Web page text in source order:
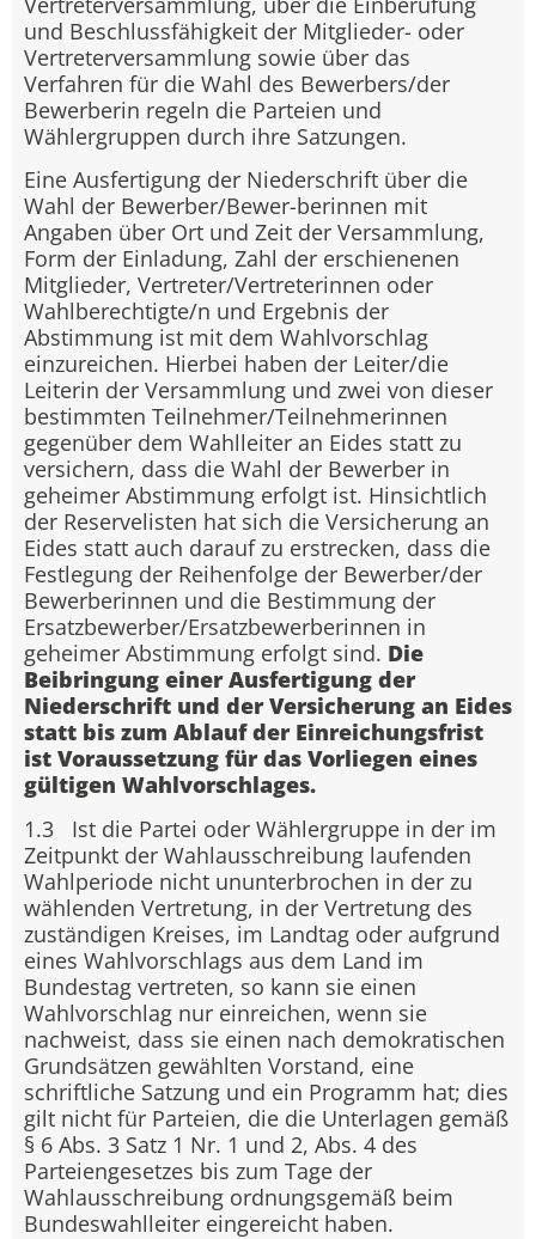
und Beschlussfähigkeit der Mitglieder- oder
Vertreterversammlung sowie über das
Verfahren für die Wahl des Bewerbers/der
Bewerberin regeln die Parteien und
Wählergruppen durch ihre Satzungen.
Eine Ausfertigung der Niederschrift über die
Wahl der Bewerber/Bewer-berinnen mit
Angaben über Ort und Zeit der Versammlung,
Form der Einladung, Zahl der erschienenen
Mitglieder, Vertreter/Vertreterinnen oder
Wahlberechtigte/n und Ergebnis der
Abstimmung ist mit dem Wahlvorschlag
einzureichen. Hierbei haben der Leiter/die
Leiterin der Versammlung und zwei von dieser
bestimmten Teilnehmer/Teilnehmerinnen
gegenüber dem Wahlleiter an Eides statt zu
versichern, dass die Wahl der Bewerber in
geheimer Abstimmung erfolgt ist. Hinsichtlich
der Reservelisten hat sich die Versicherung an
Eides statt auch darauf zu erstrecken, dass die
Festlegung der Reihenfolge der Bewerber/der
Bewerberinnen und die Bestimmung der
Ersatzbewerber/Ersatzbewerberinnen in
geheimer Abstimmung erfolgt sind. Die
Beibringung einer Ausfertigung der
Niederschrift und der Versicherung an Eides
statt bis zum Ablauf der Einreichungsfrist
ist Voraussetzung für das Vorliegen eines
gültigen Wahlvorschlages.
1.3 Ist die Partei oder Wählergruppe in der im
Zeitpunkt der Wahlausschreibung laufenden
Wahlperiode nicht ununterbrochen in der zu
wählenden Vertretung, in der Vertretung des
zuständigen Kreises, im Landtag oder aufgrund
eines Wahlvorschlags aus dem Land im
Bundestag vertreten, so kann sie einen
Wahlvorschlag nur einreichen, wenn sie
nachweist, dass sie einen nach demokratischen
Grundsätzen gewählten Vorstand, eine
schriftliche Satzung und ein Programm hat; dies
gilt nicht für Parteien, die die Unterlagen gemäß
§ 6 Abs. 3 Satz 1 Nr. 1 und 2, Abs. 4 des
Parteiengesetzes bis zum Tage der
Wahlausschreibung ordnungsgemäß beim
Bundeswahlleiter eingereicht haben.